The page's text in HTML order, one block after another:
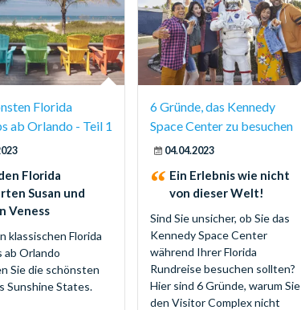
Florida
ab Orlando - Teil 1
Florida
Susan und
Veness
klassischen Florida
ab Orlando
Sie die schönsten
Sunshine States.
6 Gründe, das Kennedy
Space Center zu besuchen
04.04.2023
Ein Erlebnis wie nicht
von dieser Welt!
Sind Sie unsicher, ob Sie das
Kennedy Space Center
während Ihrer Florida
Rundreise besuchen sollten?
Hier sind 6 Gründe, warum Sie
den Visitor Complex nicht